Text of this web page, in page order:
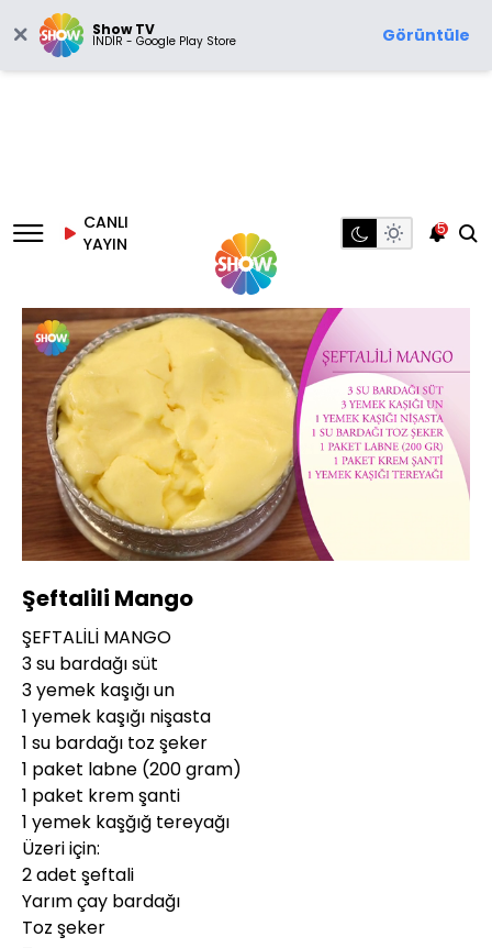
Show TV
İNDİR - Google Play Store Görüntüle
CANLI
YAYIN
5
Sesi
Aç
Yüklendi:
10.78%
Hızı
Şeftalili Mango
ŞEFTALİLİ MANGO
3 su bardağı süt
3 yemek kaşığı un
1 yemek kaşığı nişasta
1 su bardağı toz şeker
1 paket labne (200 gram)
1 paket krem şanti
1 yemek kaşğığ tereyağı
Üzeri için:
2 adet şeftali
Yarım çay bardağı
Toz şeker